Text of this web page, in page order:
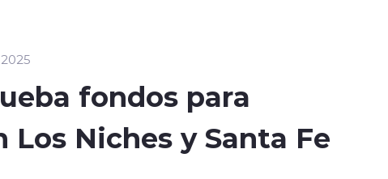
fondos para
Los Niches y Santa Fe